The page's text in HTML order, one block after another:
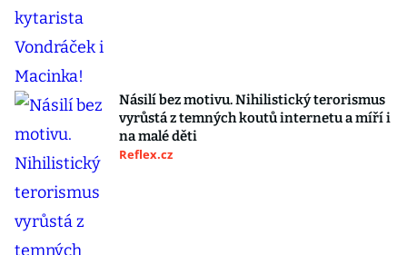
Násilí bez motivu. Nihilistický terorismus
vyrůstá z temných koutů internetu a míří i
na malé děti
Reflex.cz